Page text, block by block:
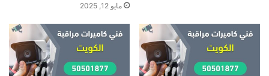
مايو 12, 2025